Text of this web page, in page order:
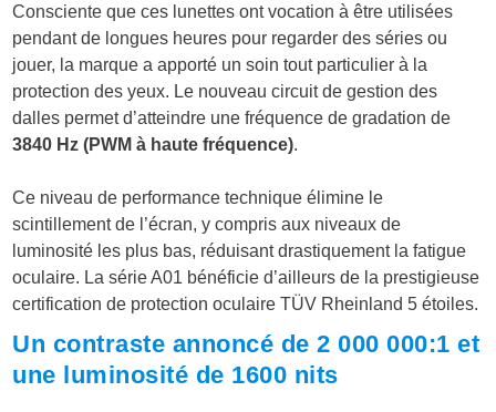
Consciente que ces lunettes ont vocation à être utilisées
pendant de longues heures pour regarder des séries ou
jouer, la marque a apporté un soin tout particulier à la
protection des yeux. Le nouveau circuit de gestion des
dalles permet d’atteindre une fréquence de gradation de
3840 Hz (PWM à haute fréquence).
Ce niveau de performance technique élimine le
scintillement de l’écran, y compris aux niveaux de
luminosité les plus bas, réduisant drastiquement la fatigue
oculaire. La série A01 bénéficie d’ailleurs de la prestigieuse
certification de protection oculaire TÜV Rheinland 5 étoiles.
Un contraste annoncé de2 000 000:1 et
une luminosité de 1600 nits